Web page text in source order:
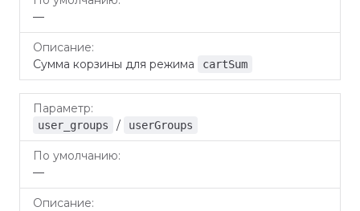
—
Сумма корзины для режима cartSum
user_groups / userGroups
—